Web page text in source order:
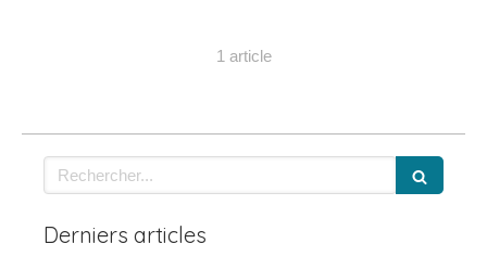
1 article
Rechercher
Derniers articles